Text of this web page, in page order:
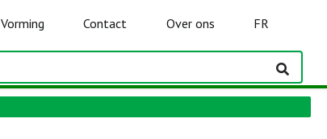
Vorming Contact Over ons FR